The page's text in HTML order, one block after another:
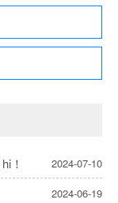
2024-07-10
！
2024-06-19